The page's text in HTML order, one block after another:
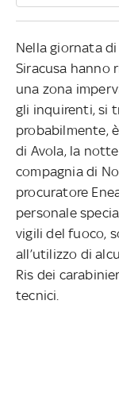
Nella giornata
Siracusa hanno
una zona
gli inquirenti, si
probabilmente,
di Avola, la
compagnia di
procuratore
personale
vigili del fuoco,
all’utilizzo di
Ris dei
tecnici.